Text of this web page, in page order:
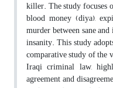
killer. The study focuses
blood money (diya),
murder between sane
insanity. This study
comparative study of the
Iraqi criminal law,
agreement and